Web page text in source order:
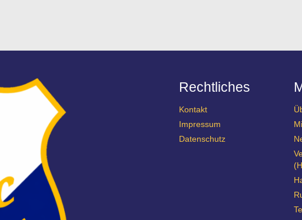
Rechtliches
Kontakt
Impressum
Datenschutz